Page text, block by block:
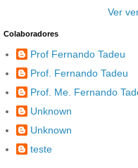
Ver
Colaboradores
Prof Fernando Tadeu
Prof. Fernando Tadeu
Prof. Me. Fernando
Unknown
Unknown
teste